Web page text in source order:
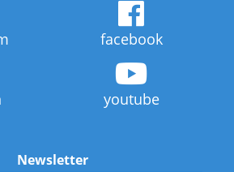
facebook
youtube
Newsletter